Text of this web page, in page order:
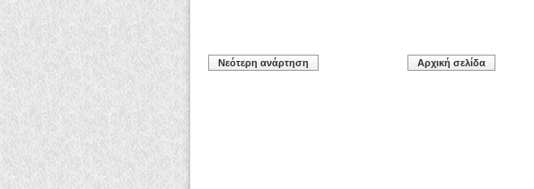
Νεότερη ανάρτηση Αρχική σελίδα